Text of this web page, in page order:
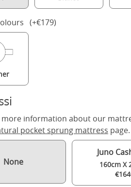
Kipling Slim painted wood bed in
(+€179)
information about our
pocket sprung mattress page.
None
Juno
160cm X